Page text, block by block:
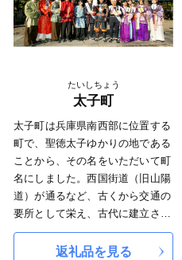
らず、宍粟の豊かな食を支え、宍
粟独自の味を生み出しています。
【 「人」が守り伝える伝統と文
られていた地酒「三笑」の復活
活、また女性蔵人による日本酒バ
ーの開業など、宍粟に息づく文化
や伝統が新たな世代に受け継が
れ、今のかたちとなって発展し続
けています。
宍粟市の４町それぞれについて特
色ある文化もお伝えしたいところ
ですが、たくさんある魅力を伝え
たいしちょう
太子町
太子町は兵庫県南西部に位置する
町で、聖徳太子ゆかりの地である
ことから、その名をいただいて町
名にしました。西国街道（旧山陽
道）が通るなど、古くから交通の
要所として栄え、古代に建立され
たといわれる斑鳩寺をはじめ多く
の史跡が存在し、歴史と文化の香
返礼品を見る